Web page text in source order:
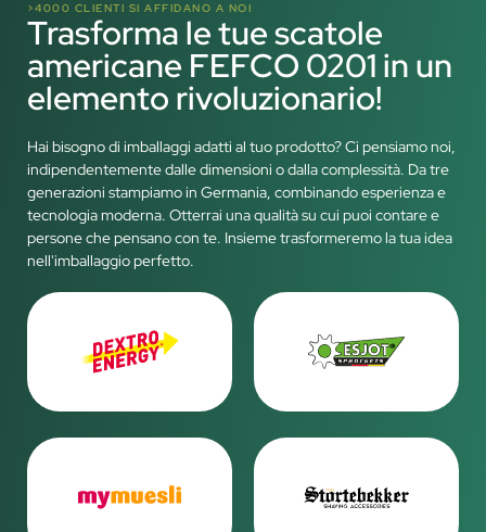
>4000 CLIENTI SI AFFIDANO A NOI
Trasforma le tue scatole
americane FEFCO 0201 in un
elemento rivoluzionario!
Hai bisogno di imballaggi adatti al tuo prodotto? Ci pensiamo noi,
indipendentemente dalle dimensioni o dalla complessità. Da tre
generazioni stampiamo in Germania, combinando esperienza e
tecnologia moderna. Otterrai una qualità su cui puoi contare e
persone che pensano con te. Insieme trasformeremo la tua idea
nell'imballaggio perfetto.